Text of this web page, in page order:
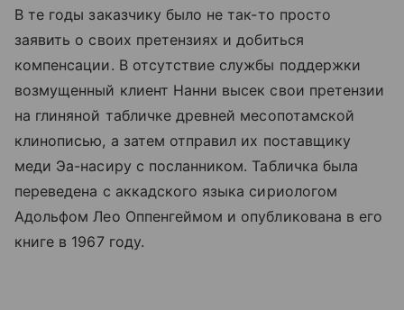
В те годы заказчику было не так-то просто
заявить о своих претензиях и добиться
компенсации. В отсутствие службы поддержки
возмущенный клиент Нанни высек свои претензии
на глиняной табличке древней месопотамской
клинописью, а затем отправил их поставщику
меди Эа-насиру с посланником. Табличка была
переведена с аккадского языка сириологом
Адольфом Лео Оппенгеймом и опубликована в его
книге в 1967 году.